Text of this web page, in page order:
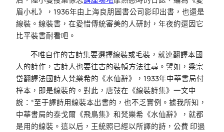
眉小札》，1936年由上海良朋圖書公司影印出書，也還是
線裝。線裝書，在愛惜傳統審美的人研討，年夜約還因它
比平裝書耐看吧。
不唯自作的古詩集要選擇線裝或毛裝，就連翻譯本國
人的詩作，古詩人也要往古的裝幀方法往尋。譬如，梁宗
岱翻譯法國詩人梵樂希的《水仙辭》，1933年中華書局付
梓本，即是線裝的。對此，唐弢在《線裝詩集》一文中
說：“至于譯詩用線裝本出書的，也不乏實例。據我所知，
中華書局的泰戈爾《飛鳥集》和梵樂希《水仙辭》，就都
是用的線裝。這以后，王統照已經以所譯的詩，公費 印過